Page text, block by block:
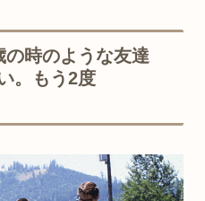
時のような友達
。もう2度